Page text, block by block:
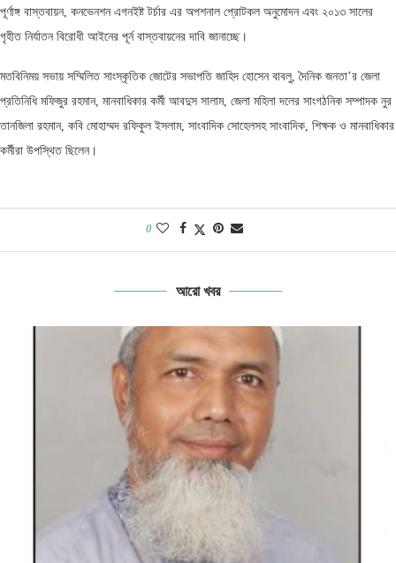
পূর্ণাঙ্গ বাস্তবায়ন, কনভেনশন এগনইষ্ট টর্চার এর অপশনাল প্রোটকল অনুমোদন এবং ২০১৩ সালের
গৃহীত নির্যাতন বিরোধী আইনের পূর্ন বাস্তবায়নের দাবি জানাচ্ছে।
মতবিনিময় সভায় সম্মিলিত সাংস্কৃতিক জোটের সভাপতি জাহিদ হোসেন বাবলু, দৈনিক জনতা’র জেলা
প্রতিনিধি মফিজুর রহমান, মানবাধিকার কর্মী আবদুস সালাম, জেলা মহিলা দলের সাংগঠনিক সম্পাদক নুর
তানজিলা রহমান, কবি মোহাম্মদ রফিকুল ইসলাম, সাংবাদিক সোহেলসহ সাংবাদিক, শিক্ষক ও মানবাধিকার
কর্মীরা উপস্থিত ছিলেন।
0
আরো খবর